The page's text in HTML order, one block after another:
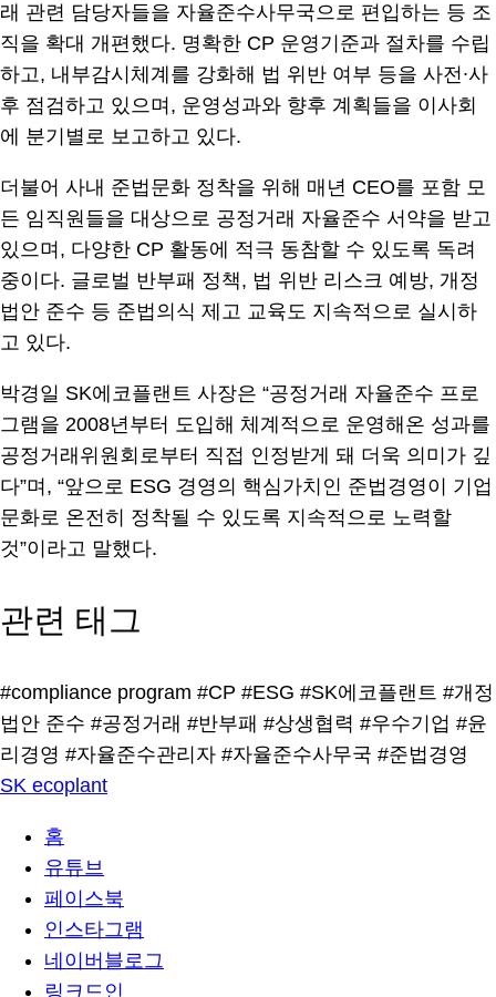
래 관련 담당자들을 자율준수사무국으로 편입하는 등 조
직을 확대 개편했다. 명확한 CP 운영기준과 절차를 수립
하고, 내부감시체계를 강화해 법 위반 여부 등을 사전∙사
후 점검하고 있으며, 운영성과와 향후 계획들을 이사회
에 분기별로 보고하고 있다.
더불어 사내 준법문화 정착을 위해 매년 CEO를 포함 모
든 임직원들을 대상으로 공정거래 자율준수 서약을 받고
있으며, 다양한 CP 활동에 적극 동참할 수 있도록 독려
중이다. 글로벌 반부패 정책, 법 위반 리스크 예방, 개정
법안 준수 등 준법의식 제고 교육도 지속적으로 실시하
고 있다.
박경일 SK에코플랜트 사장은 “공정거래 자율준수 프로
그램을 2008년부터 도입해 체계적으로 운영해온 성과를
공정거래위원회로부터 직접 인정받게 돼 더욱 의미가 깊
다”며, “앞으로 ESG 경영의 핵심가치인 준법경영이 기업
문화로 온전히 정착될 수 있도록 지속적으로 노력할
것”이라고 말했다.
관련 태그
#compliance program #CP #ESG #SK에코플랜트 #개정
법안 준수 #공정거래 #반부패 #상생협력 #우수기업 #윤
리경영 #자율준수관리자 #자율준수사무국 #준법경영
SK ecoplant
홈
유튜브
페이스북
인스타그램
네이버블로그
링크드인